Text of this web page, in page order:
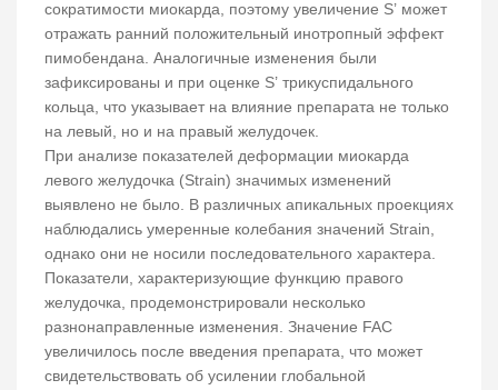
сократимости миокарда, поэтому увеличение S’ может
отражать ранний положительный инотропный эффект
пимобендана. Аналогичные изменения были
зафиксированы и при оценке S’ трикуспидального
кольца, что указывает на влияние препарата не только
на левый, но и на правый желудочек.
При анализе показателей деформации миокарда
левого желудочка (Strain) значимых изменений
выявлено не было. В различных апикальных проекциях
наблюдались умеренные колебания значений Strain,
однако они не носили последовательного характера.
Показатели, характеризующие функцию правого
желудочка, продемонстрировали несколько
разнонаправленные изменения. Значение FAC
увеличилось после введения препарата, что может
свидетельствовать об усилении глобальной